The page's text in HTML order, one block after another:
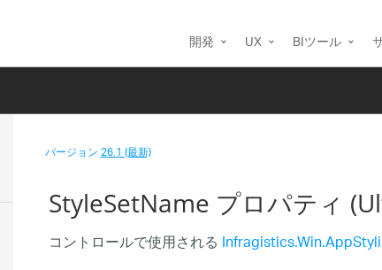
開発 UX BIツール
バージョン26.1 (最新)
StyleSetName プロパティ
コントロールで使用される